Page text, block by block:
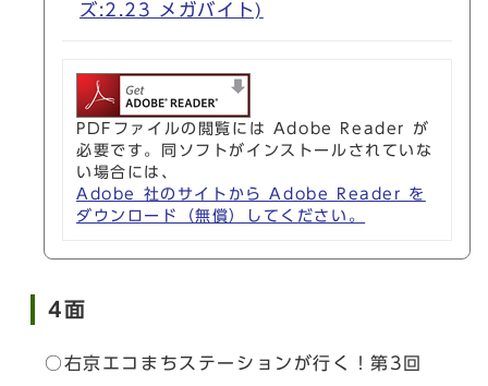
ズ:2.23 メガバイト)
PDFファイルの閲覧には Adobe Reader が
必要です。同ソフトがインストールされていな
い場合には、
Adobe 社のサイトから Adobe Reader を
ダウンロード（無償）してください。
4面
○右京エコまちステーションが行く！第3回